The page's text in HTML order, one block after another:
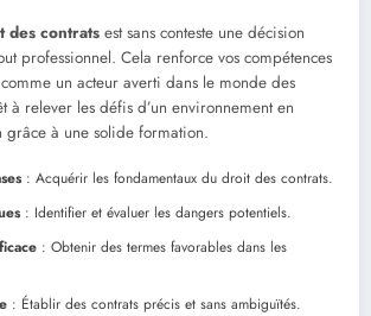
des contrats est sans conteste une décision
professionnel. Cela renforce vos compétences
un acteur averti dans le monde des
à relever les défis d’un environnement en
grâce à une solide formation.
: Acquérir les fondamentaux du droit des contrats.
: Identifier et évaluer les dangers potentiels.
: Obtenir des termes favorables dans les
: Établir des contrats précis et sans ambiguïtés.